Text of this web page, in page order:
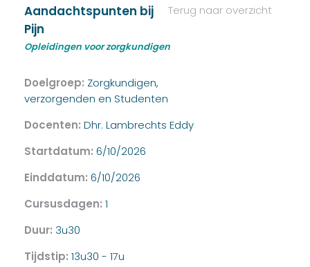
Terug naar overzicht
Aandachtspunten bij
Pijn
Opleidingen voor zorgkundigen
Doelgroep: Zorgkundigen,
verzorgenden en Studenten
Docenten: Dhr. Lambrechts Eddy
Startdatum: 6/10/2026
Einddatum: 6/10/2026
Cursusdagen: 1
Duur: 3u30
Tijdstip: 13u30 - 17u